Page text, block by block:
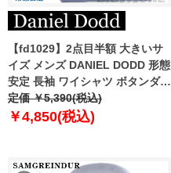
【fd1029】2点目半額 大きいサ
イズ メンズ DANIEL DODD 形態
安定 長袖 ワイシャツ ボタンダウ
ン eadn87-75
定価 ￥5,390(税込)
￥4,850(税込)